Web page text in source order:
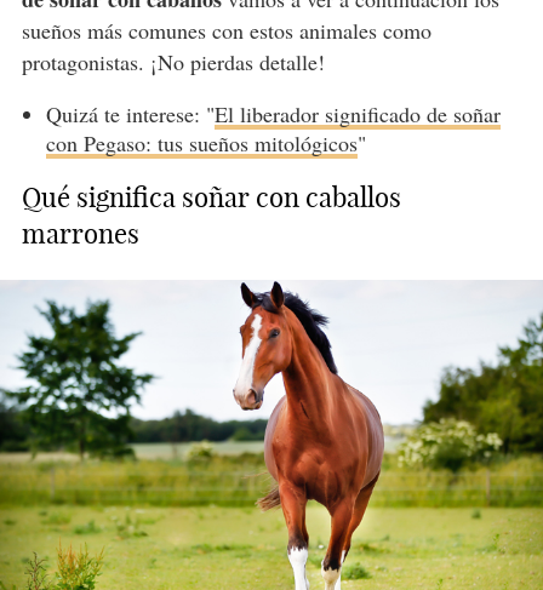
sueños más comunes con estos animales como
protagonistas. ¡No pierdas detalle!
Quizá te interese: "El liberador significado de soñar
con Pegaso: tus sueños mitológicos"
Qué significa soñar con caballos
marrones